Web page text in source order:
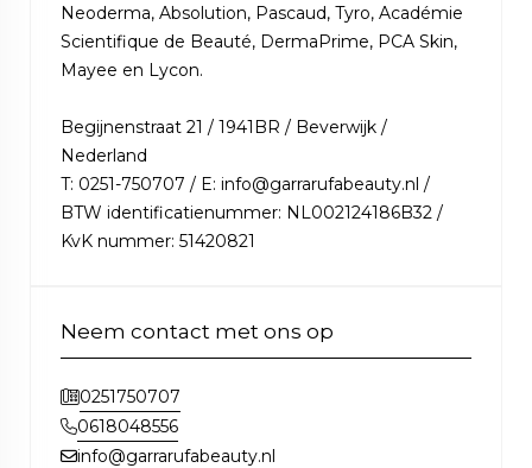
Neoderma, Absolution, Pascaud, Tyro, Académie
Scientifique de Beauté, DermaPrime, PCA Skin,
Mayee en Lycon.
Begijnenstraat 21 / 1941BR / Beverwijk /
Nederland
T: 0251-750707 / E: info@garrarufabeauty.nl /
BTW identificatienummer: NL002124186B32 /
KvK nummer: 51420821
Neem contact met ons op
0251750707
0618048556
info@garrarufabeauty.nl